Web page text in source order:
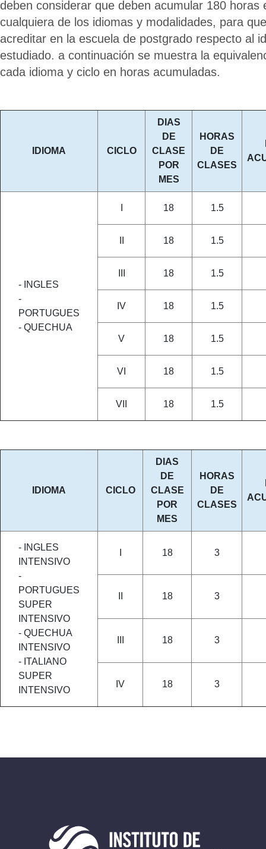
deben considerar que deben acumular 180 horas
cualquiera de los idiomas y modalidades, para
acreditar en la escuela de postgrado respecto al
estudiado. a continuación se muestra la
cada idioma y ciclo en horas acumuladas.
IDIOMA CICLO
DIAS
DE
CLASE
POR
MES
HORAS
DE
CLASES
- INGLES
-
PORTUGUES
- QUECHUA
18 1.5
18 1.5
18 1.5
IV 18 1.5
V 18 1.5
VI 18 1.5
VII 18 1.5
IDIOMA CICLO
DIAS
DE
CLASE
POR
MES
HORAS
DE
CLASES
- INGLES
INTENSIVO
-
PORTUGUES
SUPER
INTENSIVO
- QUECHUA
INTENSIVO
- ITALIANO
SUPER
INTENSIVO
18 3
18 3
18 3
IV 18 3